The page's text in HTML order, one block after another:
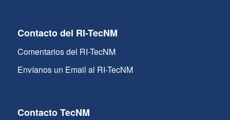
Contacto del RI-TecNM
Comentarios del RI-TecNM
Envíanos un Email al RI-TecNM
Contacto TecNM